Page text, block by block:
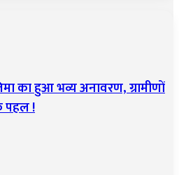
का हुआ भव्य अनावरण, ग्रामीणों
पहल !